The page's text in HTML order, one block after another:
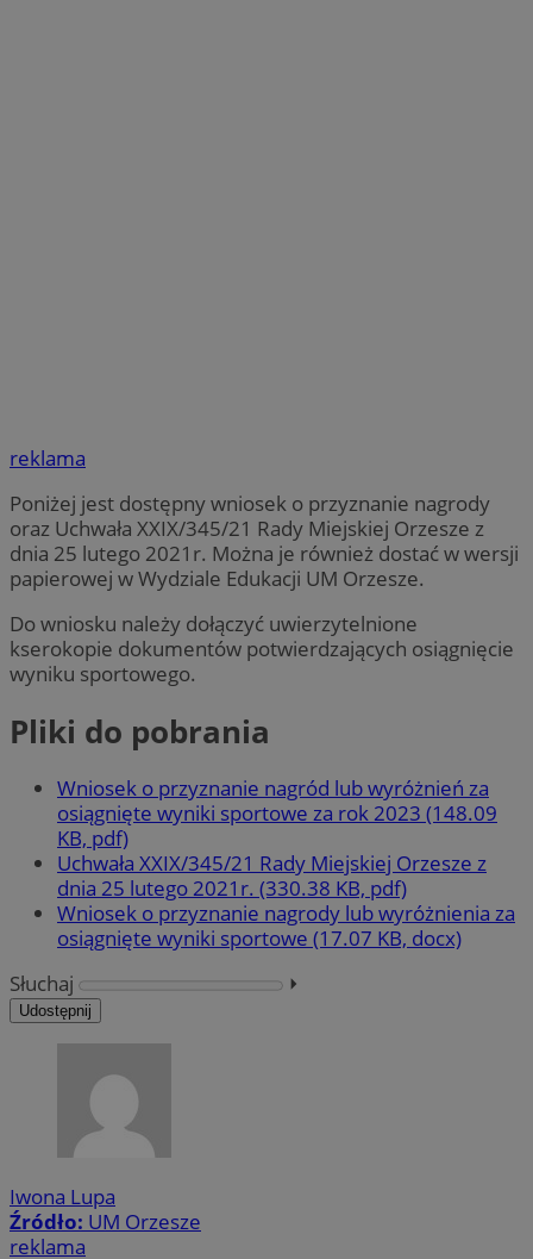
reklama
Poniżej jest dostępny wniosek o przyznanie nagrody
oraz Uchwała XXIX/345/21 Rady Miejskiej Orzesze z
dnia 25 lutego 2021r. Można je również dostać w wersji
papierowej w Wydziale Edukacji UM Orzesze.
Do wniosku należy dołączyć uwierzytelnione
kserokopie dokumentów potwierdzających osiągnięcie
wyniku sportowego.
Pliki do pobrania
Wniosek o przyznanie nagród lub wyróżnień za
osiągnięte wyniki sportowe za rok 2023 (148.09
KB, pdf)
Uchwała XXIX/345/21 Rady Miejskiej Orzesze z
dnia 25 lutego 2021r. (330.38 KB, pdf)
Wniosek o przyznanie nagrody lub wyróżnienia za
osiągnięte wyniki sportowe (17.07 KB, docx)
Słuchaj
⏵︎
Udostępnij
Iwona Lupa
Źródło: UM Orzesze
reklama